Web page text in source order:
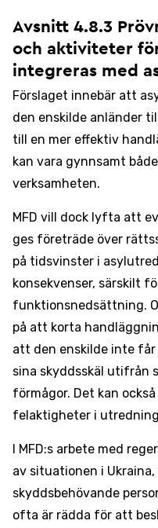
Avsnitt 4.8.3
och aktiviteter
integreras med
Förslaget innebär att
den enskilde anländer
till en mer effektiv
kan vara gynnsamt
verksamheten.
MFD vill dock lyfta att
ges företräde över
på tidsvinster i
konsekvenser, särskilt
funktionsnedsättning.
på att korta
att den enskilde inte
sina skyddsskäl utifrån
förmågor. Det kan
felaktigheter i
I MFD:s arbete med
av situationen i
skyddsbehövande
ofta är rädda för att